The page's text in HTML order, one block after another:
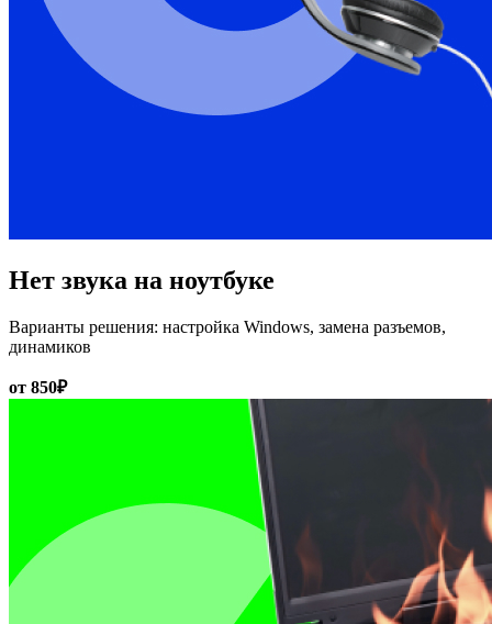
Нет звука на ноутбуке
Варианты решения: настройка Windows, замена разъемов,
динамиков
от 850₽